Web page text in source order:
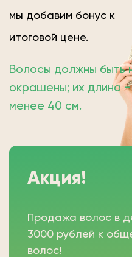
мы добавим бонус к
итоговой цене.
Волосы должны быть
окрашены; их длина
менее 40 см.
Акция!
Продажа волос в
3000 рублей к
волос!